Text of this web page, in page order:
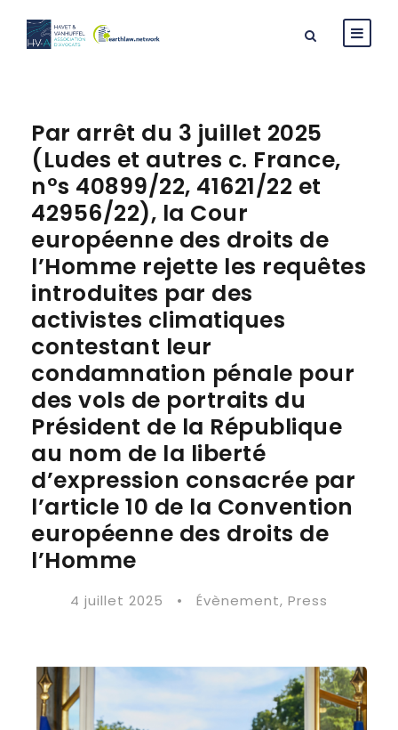
Par arrêt du 3 juillet 2025
(Ludes et autres c. France,
n°s 40899/22, 41621/22 et
42956/22), la Cour
européenne des droits de
l’Homme rejette les requêtes
introduites par des
activistes climatiques
contestant leur
condamnation pénale pour
des vols de portraits du
Président de la République
au nom de la liberté
d’expression consacrée par
l’article 10 de la Convention
européenne des droits de
l’Homme
4 juillet 2025 • Évènement, Press